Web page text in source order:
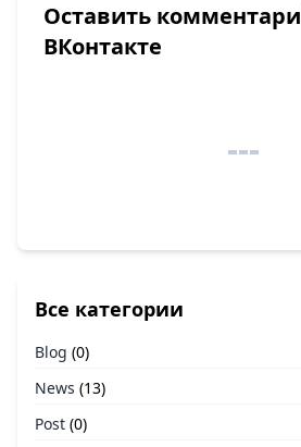
Оставить
ВКонтакте
Все категории
Blog (0)
News (13)
Post (0)